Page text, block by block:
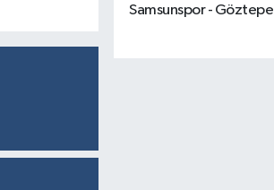
Samsunspor - Göztepe